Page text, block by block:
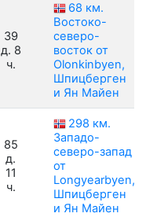
39
д. 8
ч.
68 км.
Востоко-
северо-
восток от
Olonkinbyen,
Шпицберген
и Ян Майен
85
д.
11
ч.
298 км.
Западо-
северо-запад
от
Longyearbyen,
Шпицберген
и Ян Майен